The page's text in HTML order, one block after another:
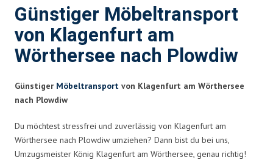
Günstiger Möbeltransport
von Klagenfurt am
Wörthersee nach Plowdiw
Günstiger Möbeltransport von Klagenfurt am Wörthersee
nach Plowdiw
Du möchtest stressfrei und zuverlässig von Klagenfurt am
Wörthersee nach Plowdiw umziehen? Dann bist du bei uns,
Umzugsmeister König Klagenfurt am Wörthersee, genau richtig!